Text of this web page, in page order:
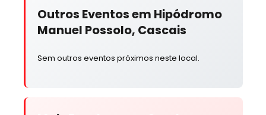
Outros Eventos em Hipódromo
Manuel Possolo, Cascais
Sem outros eventos próximos neste local.